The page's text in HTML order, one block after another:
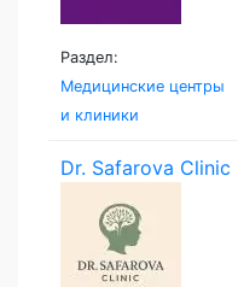
Раздел:
Медицинские центры
и клиники
Dr. Safarova Clinic